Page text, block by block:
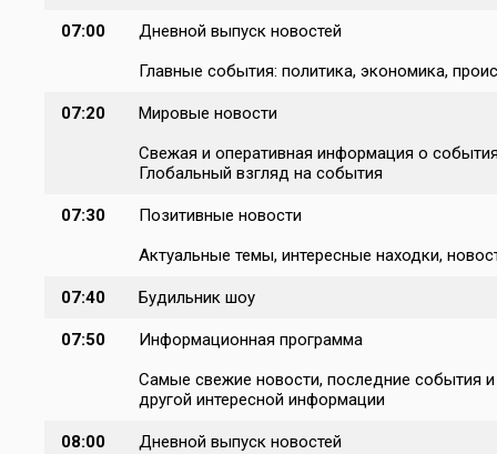
07:00
Дневной выпуск новостей
Главные события: политика, экономика,
07:20
Мировые новости
Свежая и оперативная информация о
Глобальный взгляд на события
07:30
Позитивные новости
Актуальные темы, интересные находки,
07:40 Будильник шоу
07:50
Информационная программа
Самые свежие новости, последние события и
другой интересной информации
08:00
Дневной выпуск новостей